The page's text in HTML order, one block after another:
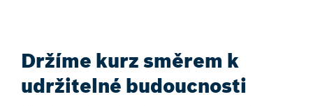
Držíme kurz směrem k
udržitelné budoucnosti